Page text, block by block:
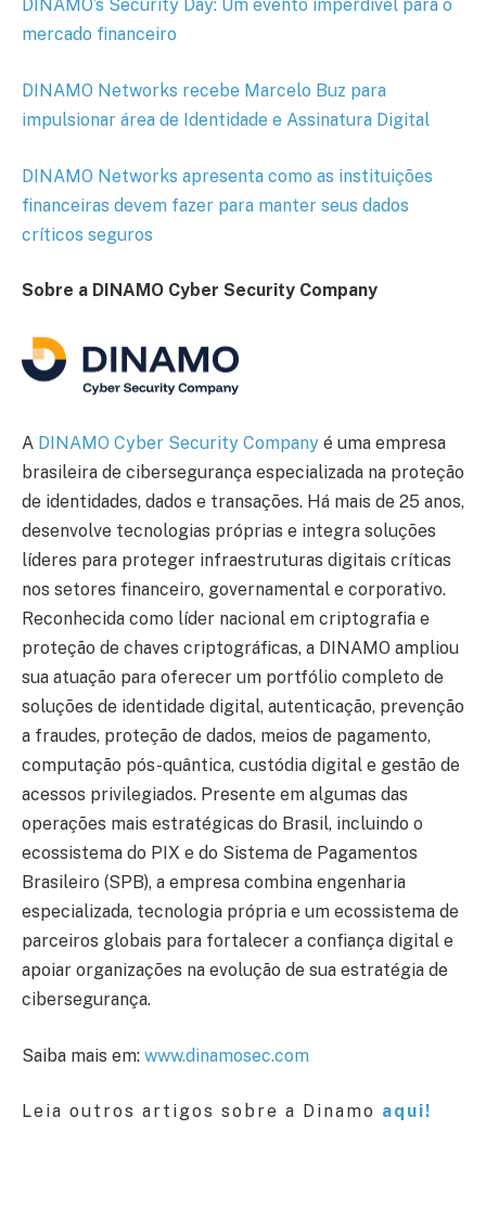
DINAMO’s Security Day: Um evento imperdível para o
mercado financeiro
DINAMO Networks recebe Marcelo Buz para
impulsionar área de Identidade e Assinatura Digital
DINAMO Networks apresenta como as instituições
financeiras devem fazer para manter seus dados
críticos seguros
Sobre a DINAMO Cyber Security Company
A DINAMO Cyber Security Company é uma empresa
brasileira de cibersegurança especializada na proteção
de identidades, dados e transações. Há mais de 25 anos,
desenvolve tecnologias próprias e integra soluções
líderes para proteger infraestruturas digitais críticas
nos setores financeiro, governamental e corporativo.
Reconhecida como líder nacional em criptografia e
proteção de chaves criptográficas, a DINAMO ampliou
sua atuação para oferecer um portfólio completo de
soluções de identidade digital, autenticação, prevenção
a fraudes, proteção de dados, meios de pagamento,
computação pós-quântica, custódia digital e gestão de
acessos privilegiados. Presente em algumas das
operações mais estratégicas do Brasil, incluindo o
ecossistema do PIX e do Sistema de Pagamentos
Brasileiro (SPB), a empresa combina engenharia
especializada, tecnologia própria e um ecossistema de
parceiros globais para fortalecer a confiança digital e
apoiar organizações na evolução de sua estratégia de
cibersegurança.
Saiba mais em: www.dinamosec.com
Leia outros artigos sobre a Dinamo aqui!